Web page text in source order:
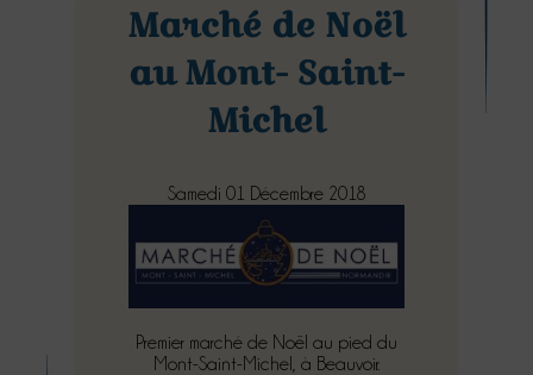
Marché de Noël
au Mont- Saint-
Michel
Samedi 01 Décembre 2018
Premier marché de Noël au pied du
Mont-Saint-Michel, à Beauvoir.